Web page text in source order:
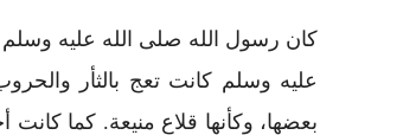
كان رسول الله صلى الله عليه وسلم
بعضها، وكأنها قلاع منيعة. كما كانت